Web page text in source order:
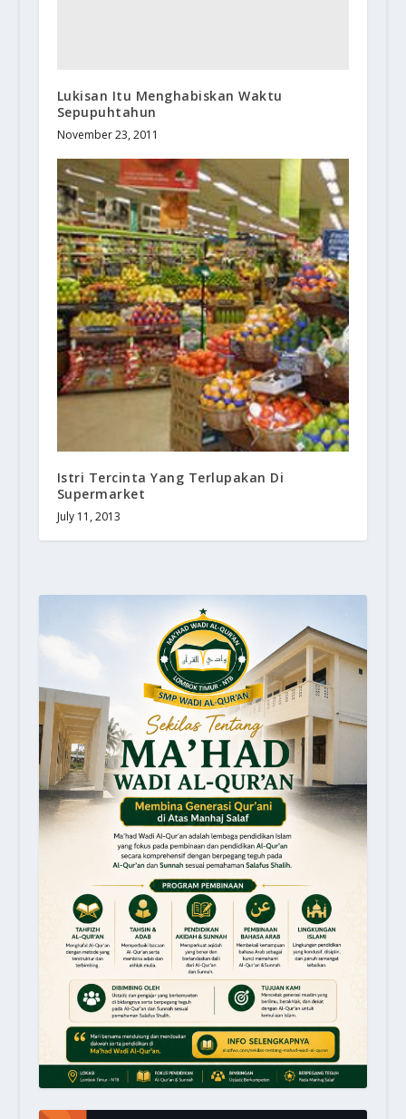
Lukisan Itu Menghabiskan Waktu
Sepupuhtahun
November 23, 2011
Istri Tercinta Yang Terlupakan Di
Supermarket
July 11, 2013